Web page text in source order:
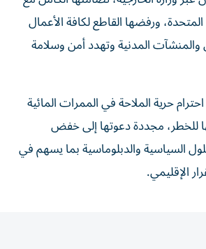
المتحدة، ورفضها القاطع لكافة الأعمال
المدنية وتهدد أمن وسلامة
للخطر، مجددة دعوتها إلى خفض
السياسية والدبلوماسية بما يسهم في
الإقليمي.